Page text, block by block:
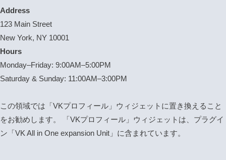
Address
123 Main Street
New York, NY 10001
Hours
Monday–Friday: 9:00AM–5:00PM
Saturday & Sunday: 11:00AM–3:00PM
この領域では「VKプロフィール」ウィジェットに置き換えること
をお勧めします。 「VKプロフィール」ウィジェットは、プラグイ
ン「VK All in One expansion Unit」に含まれています。